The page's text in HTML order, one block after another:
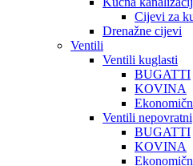
Cijevi za
Drenažne cijevi
Ventili
Ventili kuglasti
BUGATTI
KOVINA
Ventili nepovratni
BUGATTI
KOVINA